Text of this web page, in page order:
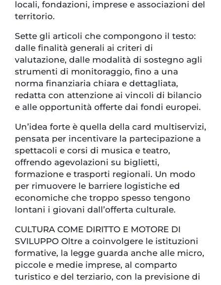
locali, fondazioni, imprese e associazioni del
territorio.
Sette gli articoli che compongono il testo:
dalle finalità generali ai criteri di
valutazione, dalle modalità di sostegno agli
strumenti di monitoraggio, fino a una
norma finanziaria chiara e dettagliata,
redatta con attenzione ai vincoli di bilancio
e alle opportunità offerte dai fondi europei.
Un’idea forte è quella della card multiservizi,
pensata per incentivare la partecipazione a
spettacoli e corsi di musica e teatro,
offrendo agevolazioni su biglietti,
formazione e trasporti regionali. Un modo
per rimuovere le barriere logistiche ed
economiche che troppo spesso tengono
lontani i giovani dall’offerta culturale.
CULTURA COME DIRITTO E MOTORE DI
SVILUPPO Oltre a coinvolgere le istituzioni
formative, la legge guarda anche alle micro,
piccole e medie imprese, al comparto
turistico e del terziario, con la previsione di